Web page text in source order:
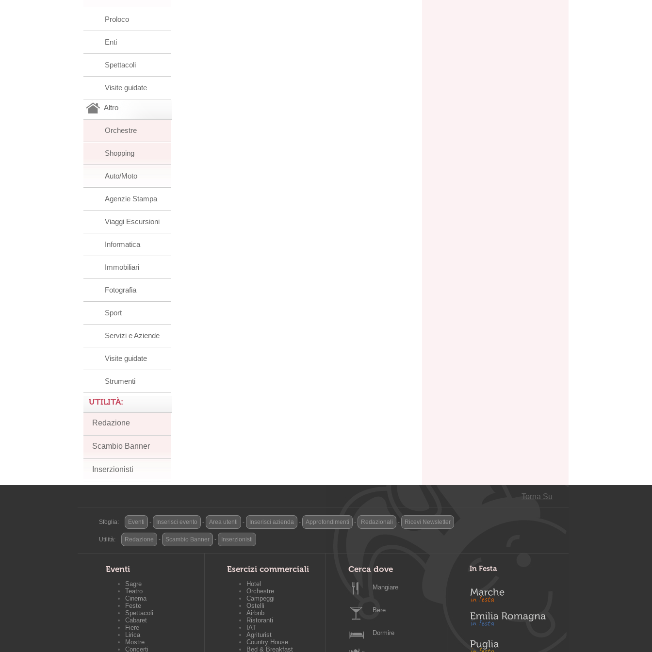
Proloco
Enti
Spettacoli
Visite guidate
Altro
Orchestre
Shopping
Auto/Moto
Agenzie Stampa
Viaggi Escursioni
Informatica
Immobiliari
Fotografia
Sport
Servizi e Aziende
Visite guidate
Strumenti
UTILITÀ:
Redazione
Scambio Banner
Inserzionisti
Torna Su
Sfoglia: Eventi - Inserisci evento - Area utenti - Inserisci azienda - Approfondimenti - Redazionali - Ricevi Newsletter
Utilità: Redazione - Scambio Banner - Inserzionisti
Eventi
Sagre
Teatro
Cinema
Feste
Spettacoli
Cabaret
Fiere
Lirica
Mostre
Concerti
Esercizi commerciali
Hotel
Orchestre
Campeggi
Ostelli
Airbnb
Ristoranti
IAT
Agriturist
Country House
Bed & Breakfast
Cerca dove
Mangiare
Bere
Dormire
In Festa